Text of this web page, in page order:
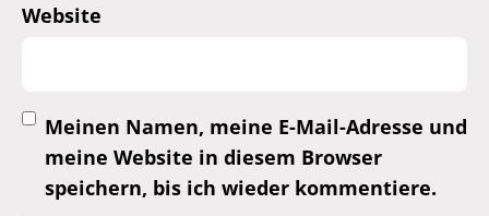
Website
Meinen Namen, meine E-Mail-Adresse und
meine Website in diesem Browser
speichern, bis ich wieder kommentiere.